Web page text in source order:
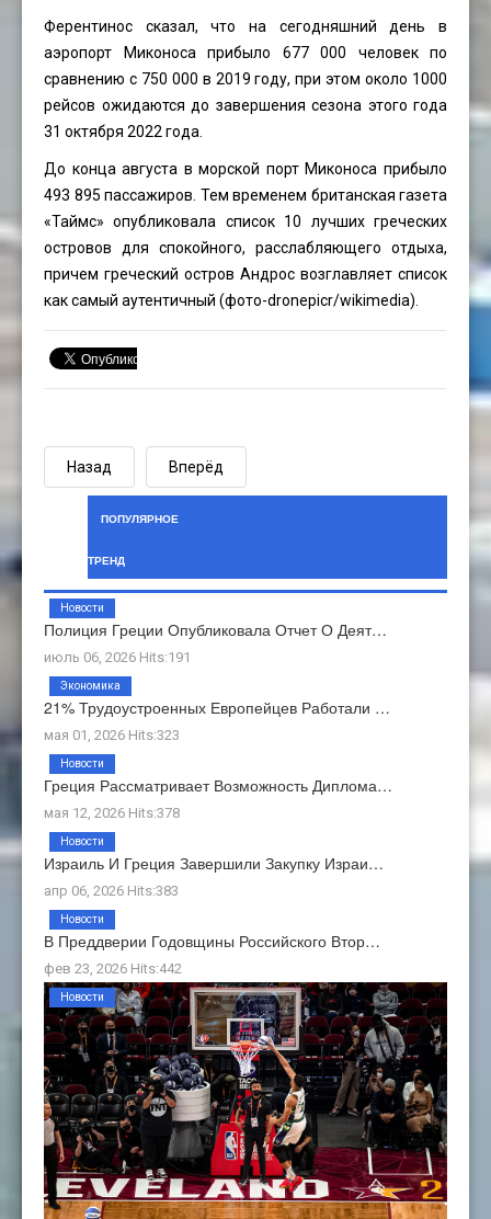
Ферентинос сказал, что на сегодняшний день в
аэропорт Миконоса прибыло 677 000 человек по
сравнению с 750 000 в 2019 году, при этом около 1000
рейсов ожидаются до завершения сезона этого года
31 октября 2022 года.
До конца августа в морской порт Миконоса прибыло
493 895 пассажиров. Тем временем британская газета
«Таймс» опубликовала список 10 лучших греческих
островов для спокойного, расслабляющего отдыха,
причем греческий остров Андрос возглавляет список
как самый аутентичный (фото-dronepicr/wikimedia).
Назад Вперёд
ПОПУЛЯРНОЕ
ТРЕНД
Полиция Греции Опубликовала Отчет О Деят…
июль 06, 2026 Hits:191
Новости
21% Трудоустроенных Европейцев Работали …
мая 01, 2026 Hits:323
Экономика
Греция Рассматривает Возможность Диплома…
мая 12, 2026 Hits:378
Новости
Израиль И Греция Завершили Закупку Израи…
апр 06, 2026 Hits:383
Новости
В Преддверии Годовщины Российского Втор…
фев 23, 2026 Hits:442
Новости
Новости